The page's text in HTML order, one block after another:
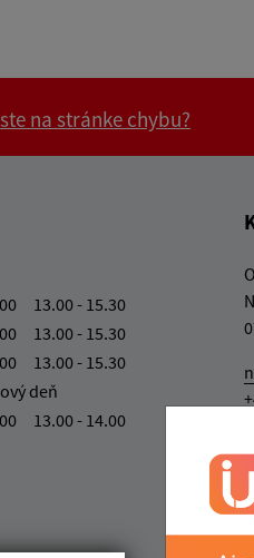
na stránke chybu?
13.00 - 15.30
13.00 - 15.30
13.00 - 15.30
deň
13.00 - 14.00